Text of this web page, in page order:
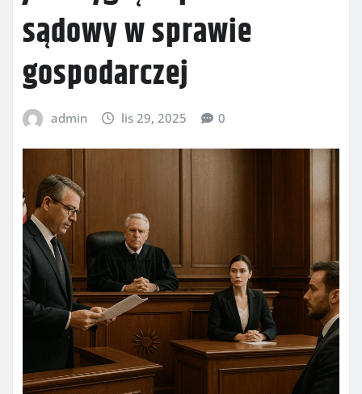
sądowy w sprawie
gospodarczej
admin lis 29, 2025 0